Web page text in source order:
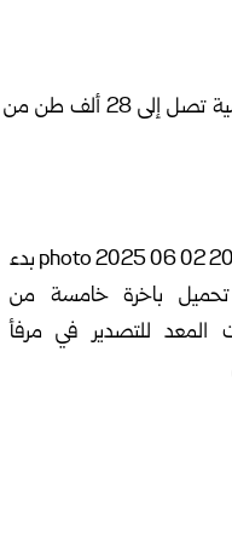
وذكر أمين جمارك طرطوس رياض جودي في تصريح لمراسل سانا أن الباخرة ستُحمل بكمية تصل إلى 28 ألف طن من